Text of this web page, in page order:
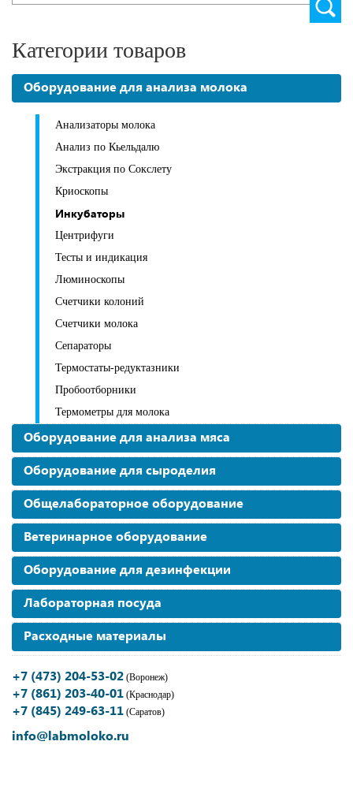
Категории товаров
Оборудование для анализа молока
Анализаторы молока
Анализ по Кьельдалю
Экстракция по Сокслету
Криоскопы
Инкубаторы
Центрифуги
Тесты и индикация
Люминоскопы
Счетчики колоний
Счетчики молока
Сепараторы
Термостаты-редуктазники
Пробоотборники
Термометры для молока
Оборудование для анализа мяса
Оборудование для сыроделия
Общелабораторное оборудование
Ветеринарное оборудование
Оборудование для дезинфекции
Лабораторная посуда
Расходные материалы
+7 (473) 204-53-02 (Воронеж)
+7 (861) 203-40-01 (Краснодар)
+7 (845) 249-63-11 (Саратов)
info@labmoloko.ru